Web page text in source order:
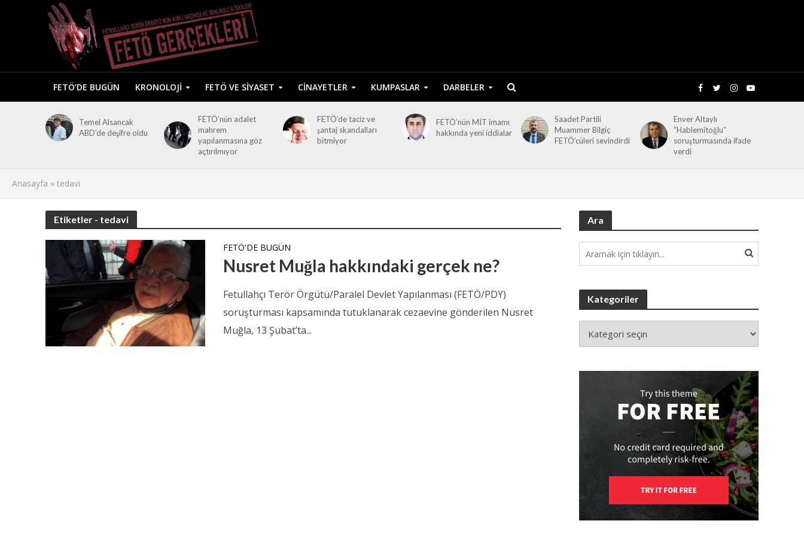
FETÖ’DE BUGÜN KRONOLOJI FETÖ VE SIYASET CINAYETLER KUMPASLAR DARBELER
Temel Alsancak
ABD’de deşifre oldu
FETÖ’nün adalet
mahrem
yapılanmasına göz
açtırılmıyor
FETÖ’de taciz ve
şantaj skandalları
bitmiyor
FETÖ’nün MİT imamı
hakkında yeni iddialar
Saadet Partili
Muammer Bilgiç
FETÖ’cüleri sevindirdi
Enver Altaylı
“Hablemitoğlu”
soruşturmasında ifade
verdi
Anasayfa » tedavi
Etiketler - tedavi
FETÖ'DE BUGÜN
Nusret Muğla hakkındaki gerçek ne?
Fetullahçı Terör Örgütü/Paralel Devlet Yapılanması (FETÖ/PDY)
soruşturması kapsamında tutuklanarak cezaevine gönderilen Nusret
Muğla, 13 Şubat’ta...
Ara
Kategoriler